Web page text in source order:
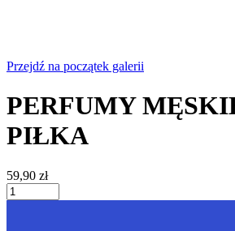
Przejdź na początek galerii
PERFUMY
PIŁKA
59,90 zł